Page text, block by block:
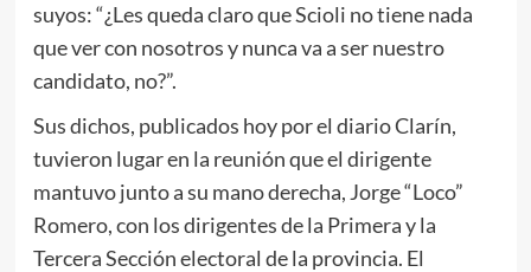
suyos: “¿Les queda claro que Scioli no tiene nada
que ver con nosotros y nunca va a ser nuestro
candidato, no?”.
Sus dichos, publicados hoy por el diario Clarín,
tuvieron lugar en la reunión que el dirigente
mantuvo junto a su mano derecha, Jorge “Loco”
Romero, con los dirigentes de la Primera y la
Tercera Sección electoral de la provincia. El